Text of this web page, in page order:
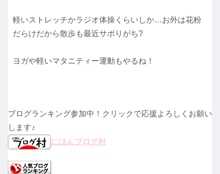
軽いストレッチかラジオ体操くらいしか…お外は花粉
だらけだから散歩も最近サボりがち?
ヨガや軽いマタニティー運動もやるね！
ブログランキング参加中！クリックで応援よろしくお願い
します♪
にほんブログ村